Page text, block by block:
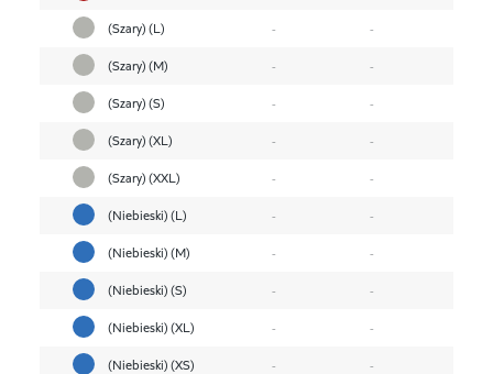
(Szary) (L)
-
-
(Szary) (M)
-
-
(Szary) (S)
-
-
(Szary) (XL)
-
-
(Szary) (XXL)
-
-
(Niebieski) (L)
-
-
(Niebieski) (M)
-
-
(Niebieski) (S)
-
-
(Niebieski) (XL)
-
-
(Niebieski) (XS)
-
-